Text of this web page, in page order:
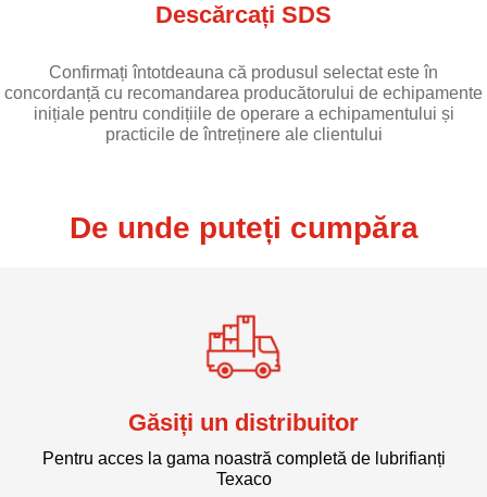
Descărcați SDS
Confirmați întotdeauna că produsul selectat este în
concordanță cu recomandarea producătorului de echipamente
inițiale pentru condițiile de operare a echipamentului și
practicile de întreținere ale clientului
De unde puteți cumpăra
Găsiți un distribuitor
Pentru acces la gama noastră completă de lubrifianți
Texaco